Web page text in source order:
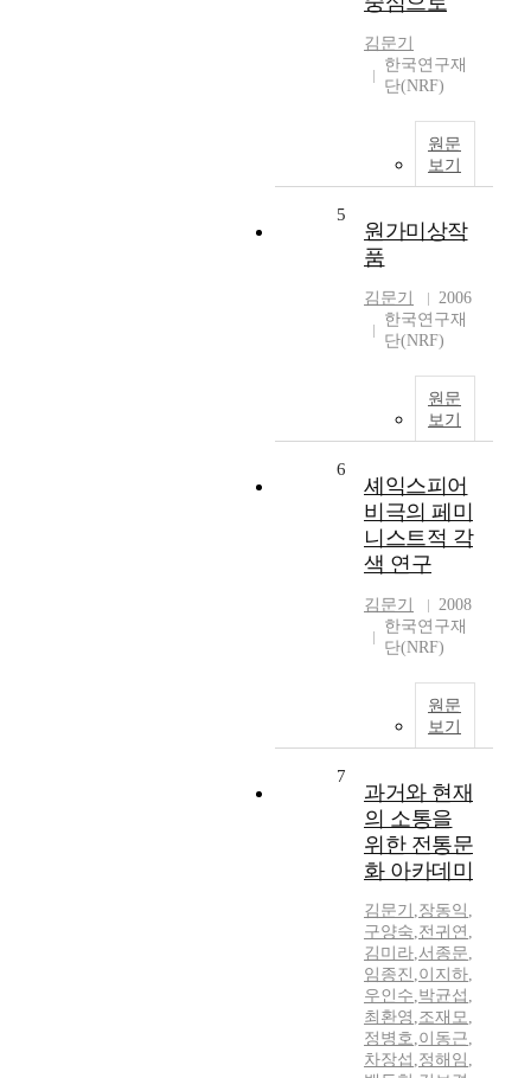
김문기
한국연구재
단(NRF)
원문
보기
5
원가미상작
품
김문기
2006
한국연구재
단(NRF)
원문
보기
6
셰익스피어
비극의 페미
니스트적 각
색 연구
김문기
2008
한국연구재
단(NRF)
원문
보기
7
과거와 현재
의 소통을
위한 전통문
화 아카데미
김문기 ,장동익 ,
구양숙,전귀연 ,
김미라,서종문,
임종진 ,이지하,
우인수,박균섭 ,
최환영 ,조재모,
정병호,이동근,
차장섭 ,정해임 ,